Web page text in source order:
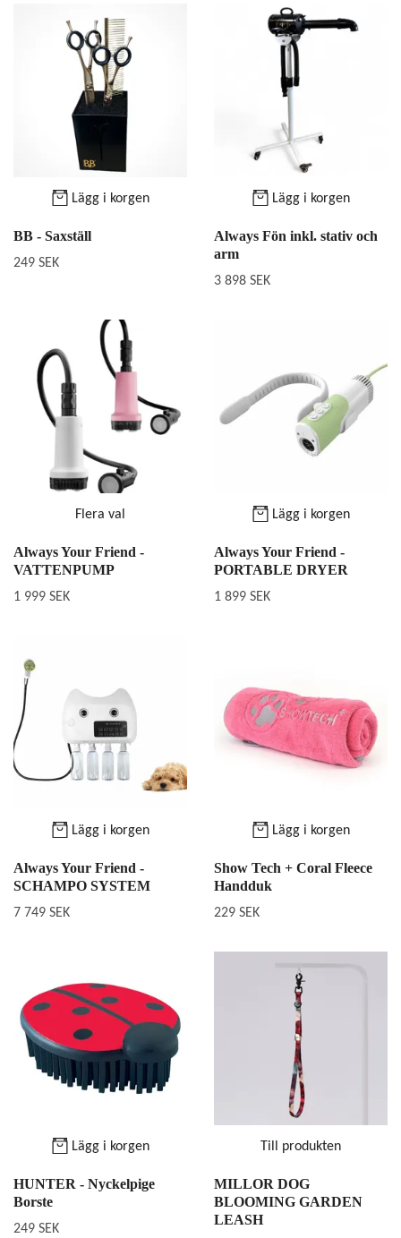
Lägg i korgen
BB - Saxställ
249 SEK
Lägg i korgen
Always Fön inkl. stativ och
arm
3 898 SEK
Flera val
Always Your Friend -
VATTENPUMP
1 999 SEK
Lägg i korgen
Always Your Friend -
PORTABLE DRYER
1 899 SEK
Lägg i korgen
Always Your Friend -
SCHAMPO SYSTEM
7 749 SEK
Lägg i korgen
Show Tech + Coral Fleece
Handduk
229 SEK
Lägg i korgen
HUNTER - Nyckelpige
Borste
249 SEK
Till produkten
MILLOR DOG
BLOOMING GARDEN
LEASH